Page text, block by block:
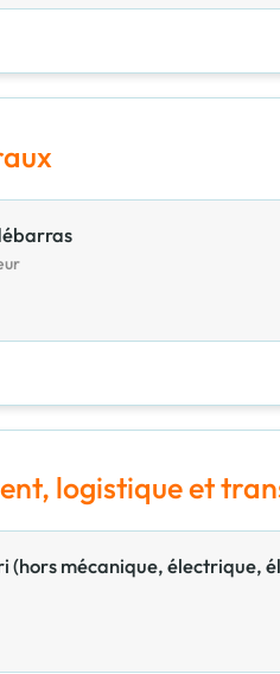
logistique et
(hors mécanique, électrique,